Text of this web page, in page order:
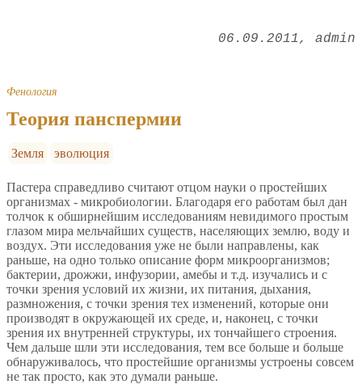
06.09.2011 admin
Фенология
Теория панспермии
Земля эволюция
Пастера справедливо считают отцом науки о простейших
организмах - микробиологии. Благодаря его работам был дан
толчок к обширнейшим исследованиям невидимого простым
глазом мира мельчайших существ, населяющих землю, воду и
воздух. Эти исследования уже не были направлены, как
раньше, на одно только описание форм микроорганизмов;
бактерии, дрожжи, инфузории, амебы и т.д. изучались и с
точки зрения условий их жизни, их питания, дыхания,
размножения, с точки зрения тех изменений, которые они
производят в окружающей их среде, и, наконец, с точки
зрения их внутренней структуры, их тончайшего строения.
Чем дальше шли эти исследования, тем все больше и больше
обнаруживалось, что простейшие организмы устроены совсем
не так просто, как это думали раньше.